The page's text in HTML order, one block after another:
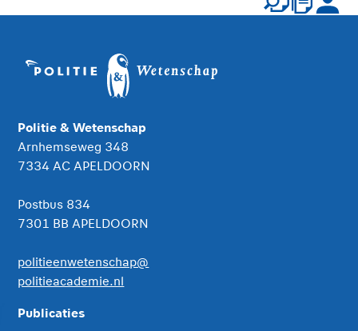
Politie & Wetenschap
Arnhemseweg 348
7334 AC APELDOORN
Postbus 834
7301 BB APELDOORN
politieenwetenschap@
politieacademie.nl
Publicaties